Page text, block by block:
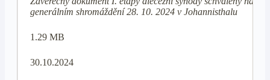
generálním shromáždění 28. 10. 2024 v Johannisthalu
1.29 MB
30.10.2024